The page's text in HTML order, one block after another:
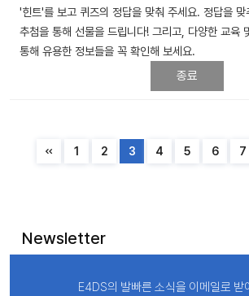
'힌트'를 보고 퀴즈의 정답을 맞춰 주세요. 정답을 맞
추첨을 통해 선물을 드립니다! 그리고, 다양한 교육
통해 유용한 정보들을 꼭 확인해 보세요.
종료
1 2 3 4 5 6 7
Newsletter
E4DS의 발빠른 소식을 이메일로 받